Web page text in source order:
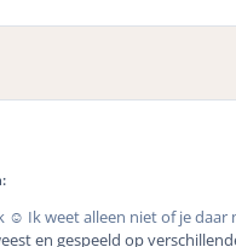
☺️ Ik weet alleen niet of je daar
en gespeeld op